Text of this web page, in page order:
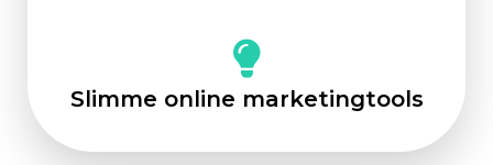
Slimme online marketingtools